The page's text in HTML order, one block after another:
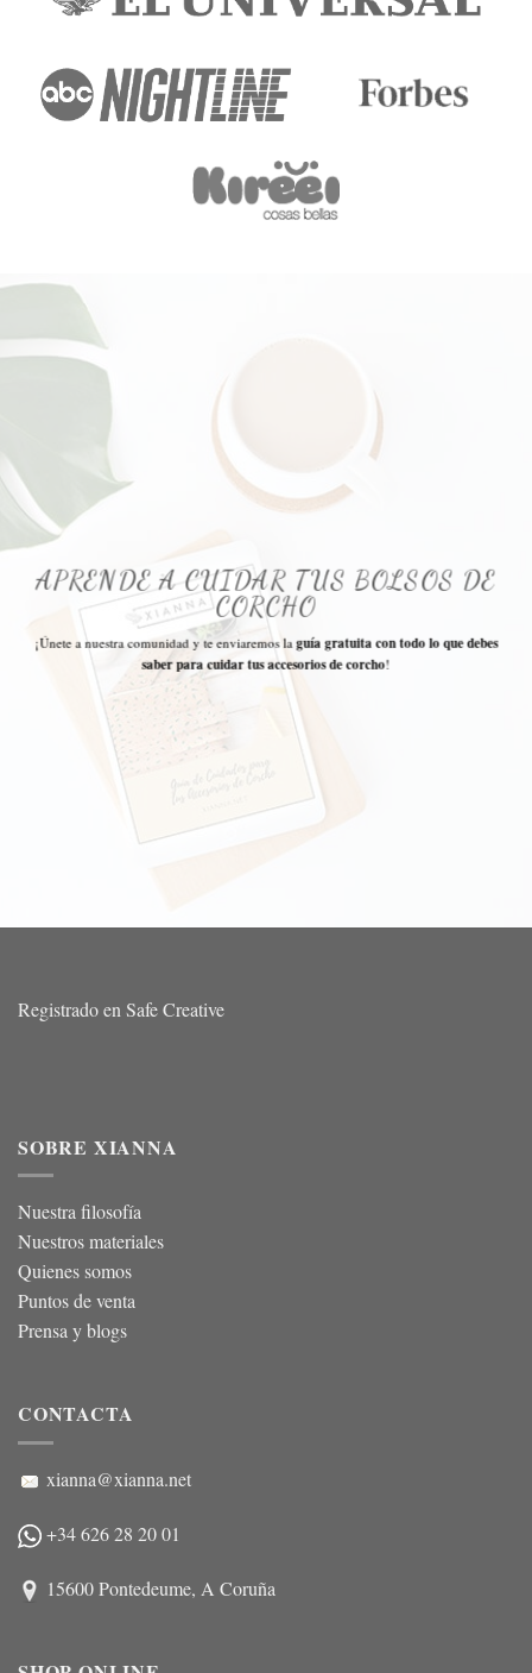
APRENDE A CUIDAR TUS BOLSOS DE
CORCHO
¡Únete a nuestra comunidad y te enviaremos la guía gratuita con todo lo que debes
saber para cuidar tus accesorios de corcho!
Registrado en Safe Creative
SOBRE XIANNA
Nuestra filosofía
Nuestros materiales
Quienes somos
Puntos de venta
Prensa y blogs
CONTACTA
xianna@xianna.net
+34 626 28 20 01
15600 Pontedeume, A Coruña